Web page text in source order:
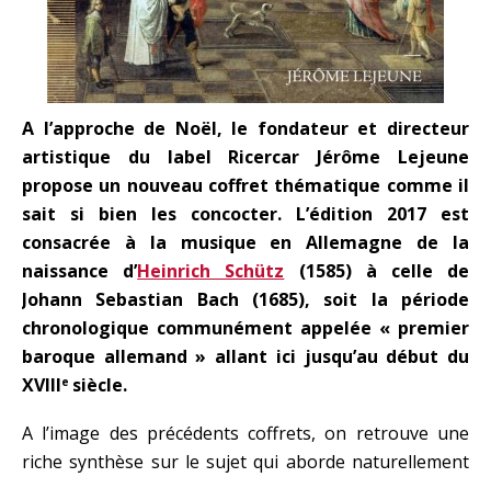
A l’approche de Noël, le fondateur et directeur
artistique du label Ricercar Jérôme Lejeune
propose un nouveau coffret thématique comme il
sait si bien les concocter. L’édition 2017 est
consacrée à la musique en Allemagne de la
naissance d’Heinrich Schütz (1585) à celle de
Johann Sebastian Bach (1685), soit la période
chronologique communément appelée « premier
baroque allemand » allant ici jusqu’au début du
XVIIIe siècle.
A l’image des précédents coffrets, on retrouve une
riche synthèse sur le sujet qui aborde naturellement